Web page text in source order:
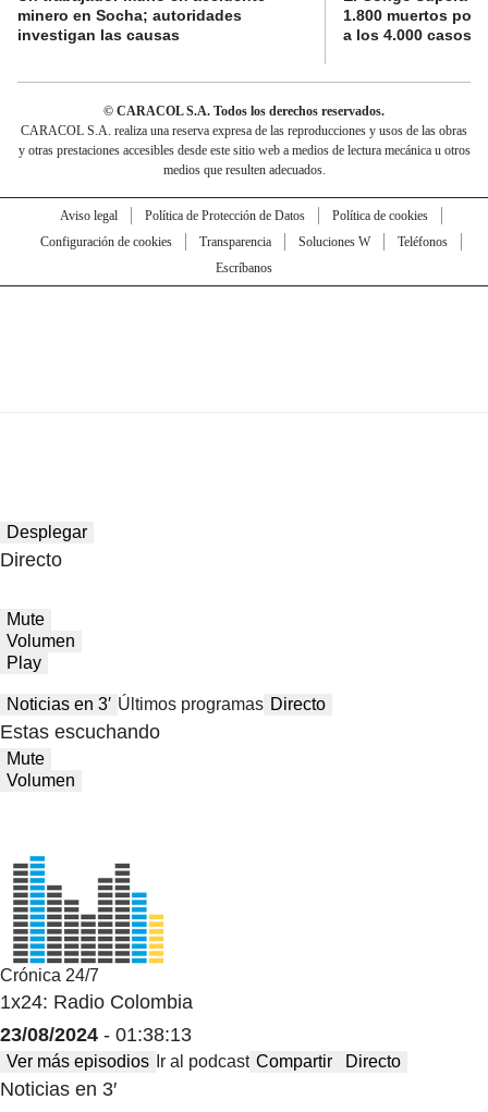
minero en Socha; autoridades
investigan las causas
1.800 muertos por
a los 4.000 casos
© CARACOL S.A. Todos los derechos reservados.
CARACOL S.A. realiza una reserva expresa de las reproducciones y usos de las obras
y otras prestaciones accesibles desde este sitio web a medios de lectura mecánica u otros
medios que resulten adecuados.
Aviso legal Política de Protección de Datos
Política de cookies
Configuración de cookies
Transparencia Soluciones W
Teléfonos
Escríbanos
Desplegar
Directo
Mute
Volumen
Play
Noticias en 3′ Últimos programas Directo
Estas escuchando
Mute
Volumen
Crónica 24/7
1x24: Radio Colombia
23/08/2024 - 01:38:13
Ver más episodios Ir al podcast Compartir Directo
Noticias en 3′